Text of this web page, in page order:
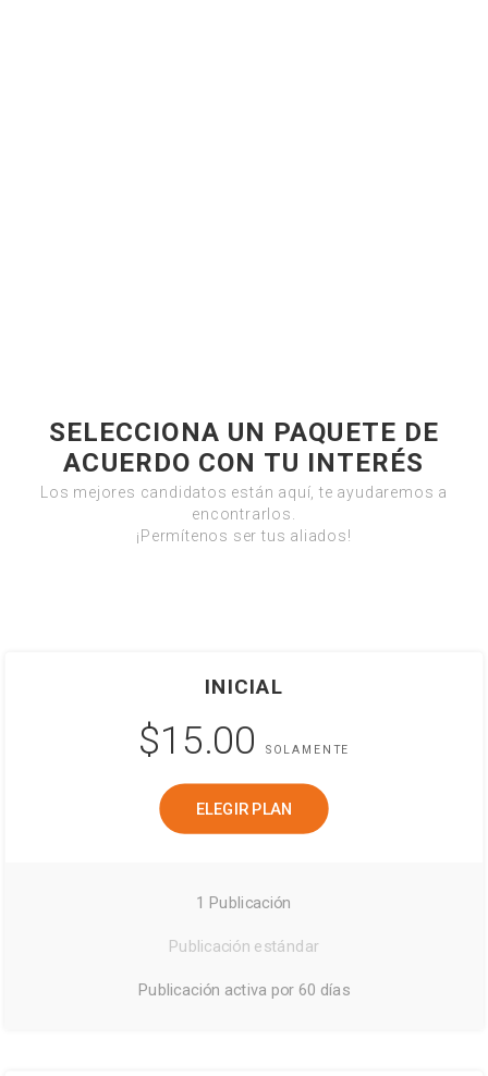
SELECCIONA UN PAQUETE DE
ACUERDO CON TU INTERÉS
Los mejores candidatos están aquí, te ayudaremos a
encontrarlos.
¡Permítenos ser tus aliados!
INICIAL
$15.00 SOLAMENTE
ELEGIR PLAN
1 Publicación
Publicación estándar
Publicación activa por 60 días